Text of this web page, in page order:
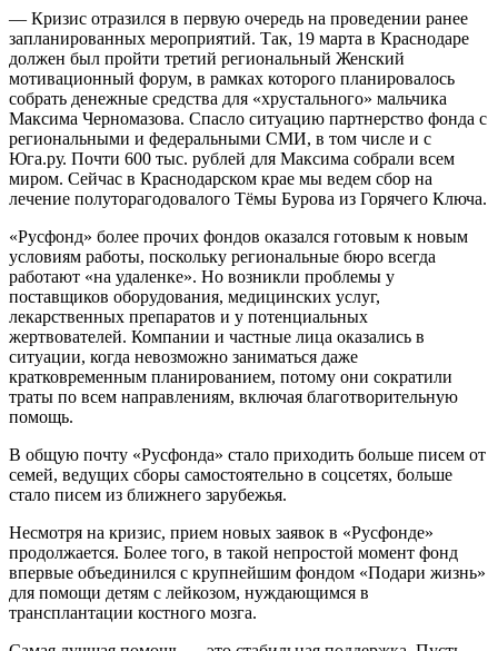
— Кризис отразился в первую очередь на проведении ранее
запланированных мероприятий. Так, 19 марта в Краснодаре
должен был пройти третий региональный Женский
мотивационный форум, в рамках которого планировалось
собрать денежные средства для «хрустального» мальчика
Максима Черномазова. Спасло ситуацию партнерство фонда с
региональными и федеральными СМИ, в том числе и с
Юга.ру. Почти 600 тыс. рублей для Максима собрали всем
миром. Сейчас в Краснодарском крае мы ведем сбор на
лечение полуторагодовалого Тёмы Бурова из Горячего Ключа.
«Русфонд» более прочих фондов оказался готовым к новым
условиям работы, поскольку региональные бюро всегда
работают «на удаленке». Но возникли проблемы у
поставщиков оборудования, медицинских услуг,
лекарственных препаратов и у потенциальных
жертвователей. Компании и частные лица оказались в
ситуации, когда невозможно заниматься даже
кратковременным планированием, потому они сократили
траты по всем направлениям, включая благотворительную
помощь.
В общую почту «Русфонда» стало приходить больше писем от
семей, ведущих сборы самостоятельно в соцсетях, больше
стало писем из ближнего зарубежья.
Несмотря на кризис, прием новых заявок в «Русфонде»
продолжается. Более того, в такой непростой момент фонд
впервые объединился с крупнейшим фондом «Подари жизнь»
для помощи детям с лейкозом, нуждающимся в
трансплантации костного мозга.